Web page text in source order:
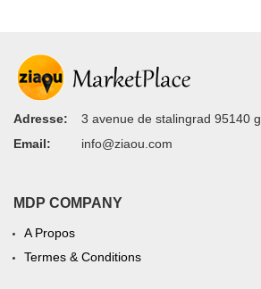
Adresse:
3 avenue de stalingrad 95140
Email:
info@ziaou.com
MDP COMPANY
A Propos
Termes & Conditions